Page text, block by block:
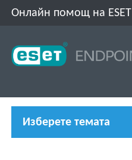
Онлайн помощ на ESET
Изберете темата